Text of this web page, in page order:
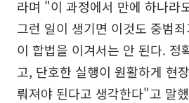
라며 "이 과정에서 만에 하나라
그런 일이 생기면 이것도 중범
이 합법을 이겨서는 안 된다. 정
고, 단호한 실행이 원활하게 현
뤄져야 된다고 생각한다"고 말